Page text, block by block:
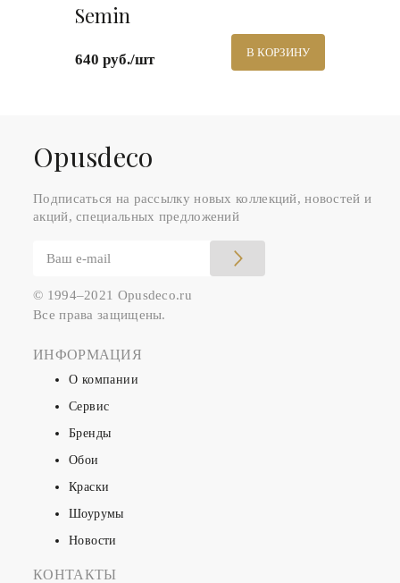
Semin
640 руб./шт В КОРЗИНУ
Оpusdeco
Подписаться на рассылку новых коллекций, новостей и
акций, специальных предложений
© 1994–2021 Opusdeco.ru
Все права защищены.
ИНФОРМАЦИЯ
О компании
Сервис
Бренды
Обои
Краски
Шоурумы
Новости
КОНТАКТЫ